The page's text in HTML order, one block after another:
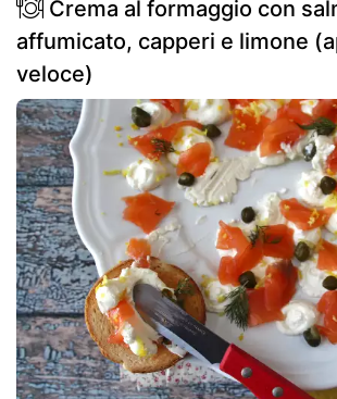
Crema al formaggio con
affumicato, capperi e limone
veloce)